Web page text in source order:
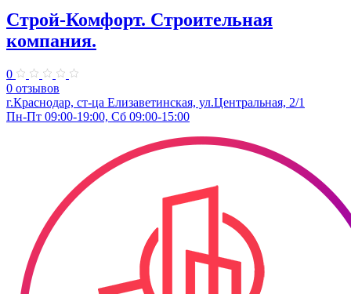
Строй-Комфорт. ​Строительная
компания.
0
0 отзывов
г.Краснодар, ст-ца Елизаветинская, ул.​Центральная, 2/1
Пн-Пт 09:00-19:00, Сб 09:00-15:00